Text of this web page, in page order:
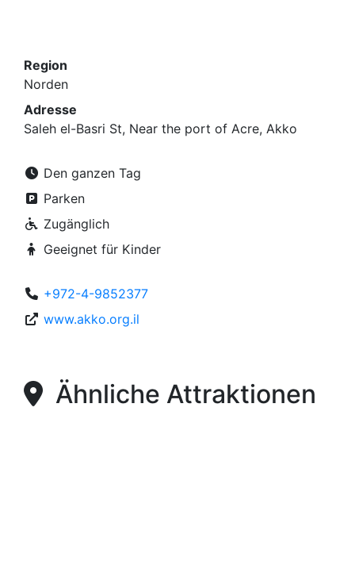
Region
Norden
Adresse
Saleh el-Basri St, Near the port of Acre, Akko
Den ganzen Tag
Parken
Zugänglich
Geeignet für Kinder
+972-4-9852377
www.akko.org.il
Ähnliche Attraktionen